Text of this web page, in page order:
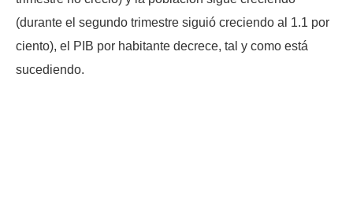
(durante el segundo trimestre siguió creciendo al 1.1 por
ciento), el PIB por habitante decrece, tal y como está
sucediendo.